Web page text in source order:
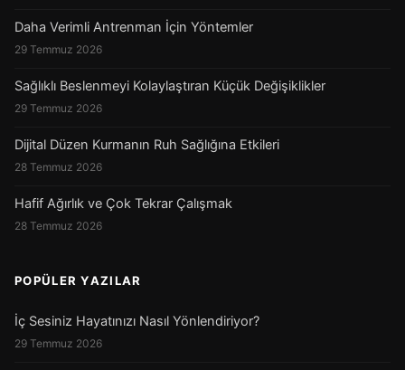
Daha Verimli Antrenman İçin Yöntemler
29 Temmuz 2026
Sağlıklı Beslenmeyi Kolaylaştıran Küçük Değişiklikler
29 Temmuz 2026
Dijital Düzen Kurmanın Ruh Sağlığına Etkileri
28 Temmuz 2026
Hafif Ağırlık ve Çok Tekrar Çalışmak
28 Temmuz 2026
POPÜLER YAZILAR
İç Sesiniz Hayatınızı Nasıl Yönlendiriyor?
29 Temmuz 2026